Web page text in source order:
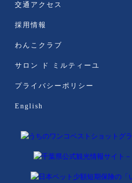
交通アクセス
採用情報
わんこクラブ
サロン ド ミルティーユ
プライバシーポリシー
English